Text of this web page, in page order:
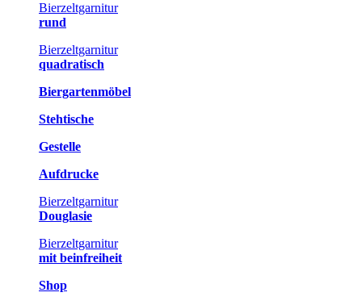
Bierzeltgarnitur
rund
Bierzeltgarnitur
quadratisch
Biergartenmöbel
Stehtische
Gestelle
Aufdrucke
Bierzeltgarnitur
Douglasie
Bierzeltgarnitur
mit beinfreiheit
Shop